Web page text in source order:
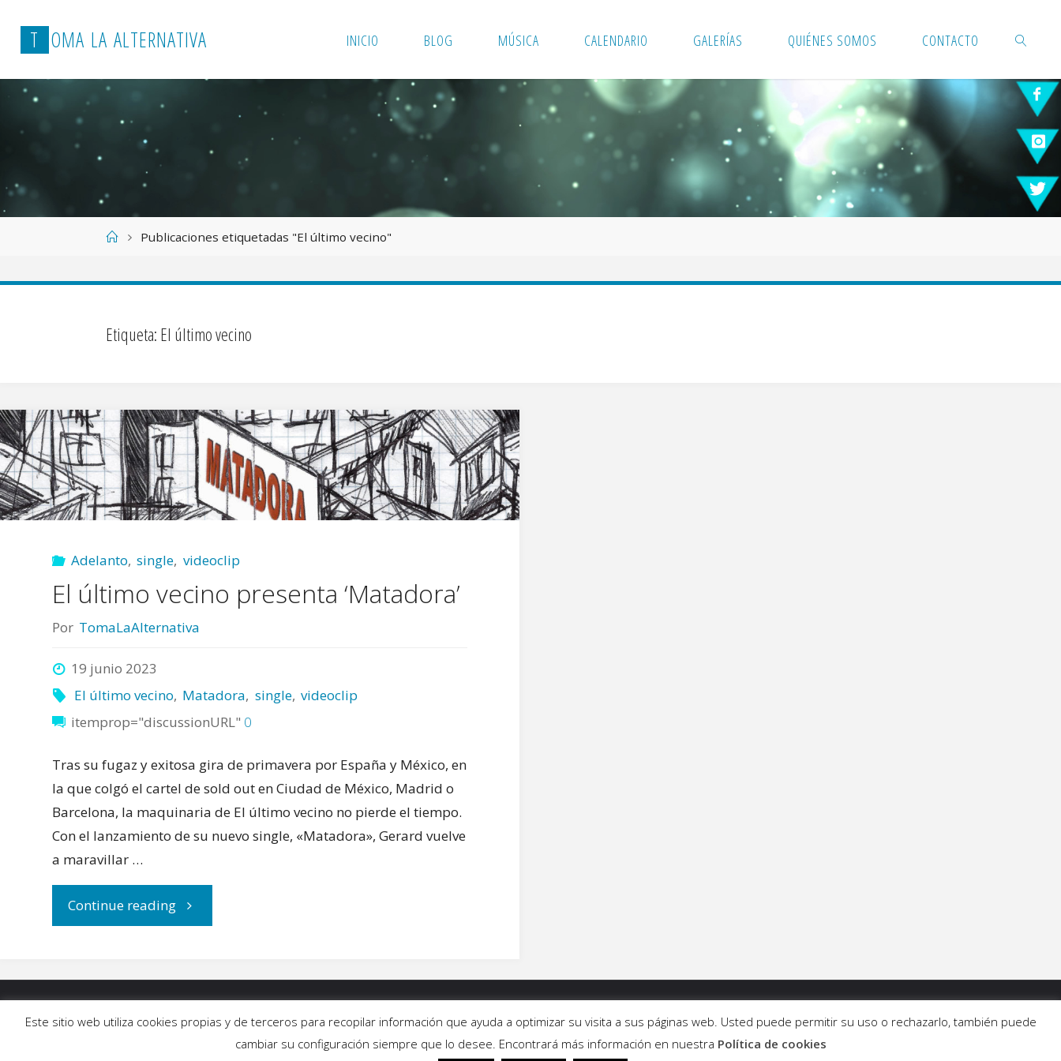
T OMA LA ALTERNATIVA INICIO BLOG MÚSICA CALENDARIO GALERÍAS QUIÉNES SOMOS CONTACTO
BUSCAR
Página
Inicio
Publicaciones etiquetadas "El último vecino"
Etiqueta: El último vecino
Adelanto, single, videoclip
El último vecino presenta ‘Matadora’
Por TomaLaAlternativa
19 junio 2023
El último vecino, Matadora, single, videoclip
itemprop="discussionURL" 0
Tras su fugaz y exitosa gira de primavera por España y México, en
la que colgó el cartel de sold out en Ciudad de México, Madrid o
Barcelona, la maquinaria de El último vecino no pierde el tiempo.
Con el lanzamiento de su nuevo single, «Matadora», Gerard vuelve
a maravillar …
Continue reading"El
vecino
presenta
INICIO | BLOG | MÚSICA | CALENDARIO | GALERÍAS | QUIÉNES SOMOS | CONTACTO
Este sitio web utiliza cookies propias y de terceros para recopilar información que ayuda a optimizar su visita a sus páginas web. Usted puede permitir su uso o rechazarlo, también puede
cambiar su configuración siempre que lo desee. Encontrará más información en nuestra Política de cookies